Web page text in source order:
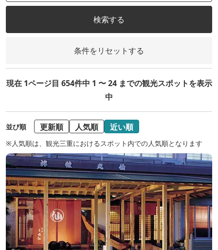
検索する
条件をリセットする
現在 1ページ目 654件中 1 〜 24 までの観光スポットを表示
中
並び順 更新順 人気順 近い順
※人気順は、観光三重におけるスポット内での人気順となります